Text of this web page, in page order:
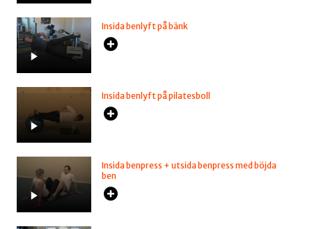
Insida benlyft på bänk
Insida benlyft på pilatesboll
Insida benpress + utsida benpress med böjda
ben